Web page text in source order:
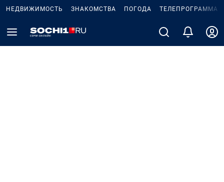
НЕДВИЖИМОСТЬ ЗНАКОМСТВА ПОГОДА ТЕЛЕПРОГРАММА